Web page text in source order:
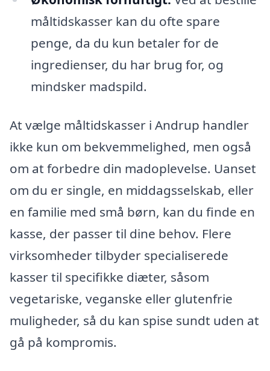
måltidskasser kan du ofte spare
penge, da du kun betaler for de
ingredienser, du har brug for, og
mindsker madspild.
At vælge måltidskasser i Andrup handler
ikke kun om bekvemmelighed, men også
om at forbedre din madoplevelse. Uanset
om du er single, en middagsselskab, eller
en familie med små børn, kan du finde en
kasse, der passer til dine behov. Flere
virksomheder tilbyder specialiserede
kasser til specifikke diæter, såsom
vegetariske, veganske eller glutenfrie
muligheder, så du kan spise sundt uden at
gå på kompromis.